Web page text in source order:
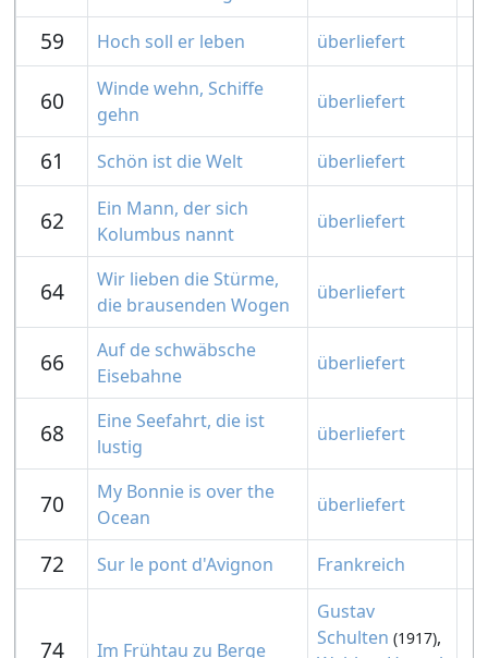
59 Hoch soll er leben überliefert
60
Winde wehn, Schiffe
gehn
überliefert
61 Schön ist die Welt überliefert
62
Ein Mann, der sich
Kolumbus nannt
überliefert
64
Wir lieben die Stürme,
die brausenden Wogen
überliefert
66
Auf de schwäbsche
Eisebahne
überliefert
68
Eine Seefahrt, die ist
lustig
überliefert
70
My Bonnie is over the
Ocean
überliefert
72 Sur le pont d'Avignon Frankreich
74 Im Frühtau zu Berge
Gustav
Schulten (1917),